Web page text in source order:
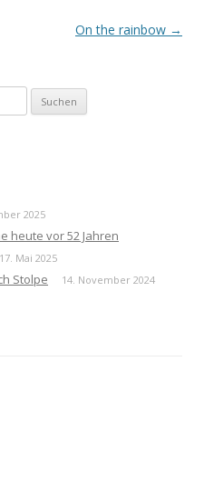
On the rainbow →
2025
heute vor 52 Jahren
17. Mai 2025
Stolpe 14. November 2024